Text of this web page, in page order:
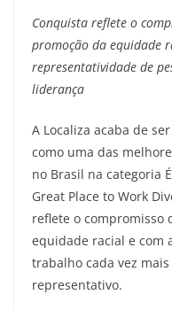
Conquista reflete o
promoção da equidade
representatividade de
liderança
A Localiza acaba de
como uma das
no Brasil na categoria
Great Place to Work
reflete o compromisso
equidade racial e com
trabalho cada vez
representativo.